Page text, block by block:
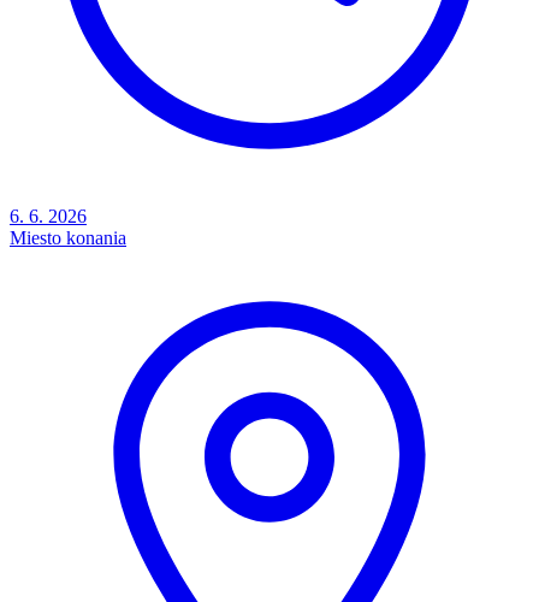
6. 6. 2026
Miesto konania